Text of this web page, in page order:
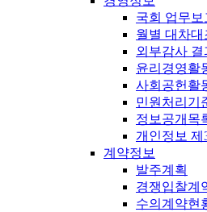
국회 업무보
월별 대차대
외부감사 결
윤리경영활
사회공헌활
민원처리기
정보공개목
개인정보 제
계약정보
발주계획
경쟁입찰계
수의계약현